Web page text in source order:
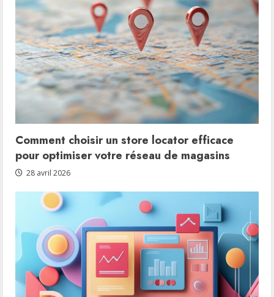
Comment choisir un store locator efficace
pour optimiser votre réseau de magasins
28 avril 2026